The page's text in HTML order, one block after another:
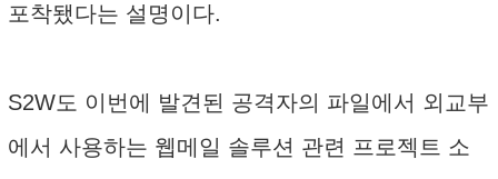
포착됐다는 설명이다.
S2W도 이번에 발견된 공격자의 파일에서 외교부
에서 사용하는 웹메일 솔루션 관련 프로젝트 소